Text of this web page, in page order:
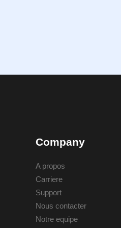
Company
A propos
Carriere
Support
Nous contacter
Notre equipe